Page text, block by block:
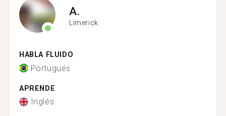
A.
Limerick
HABLA FLUIDO
Portugués
APRENDE
Inglés